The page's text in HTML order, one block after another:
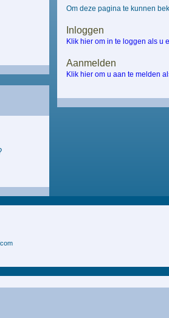
Om deze pagina te kunnen
Inloggen
Klik hier om in te loggen als u
Aanmelden
Klik hier om u aan te melden